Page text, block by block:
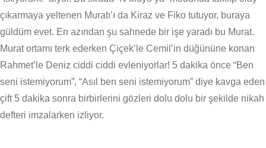
çıkarmaya yeltenen Muratı’ı da Kiraz ve Fiko tutuyor, buraya
güldüm evet. En azından şu sahnede bir işe yaradı bu Murat.
Murat ortamı terk ederken Çiçek’le Cemil’in düğününe konan
Rahmet’le Deniz ciddi ciddi evleniyorlar! 5 dakika önce “Ben
seni istemiyorum”, “Asıl ben seni istemiyorum” diye kavga eden
çift 5 dakika sonra birbirlerini gözleri dolu dolu bir şekilde nikah
defteri imzalarken izliyor.